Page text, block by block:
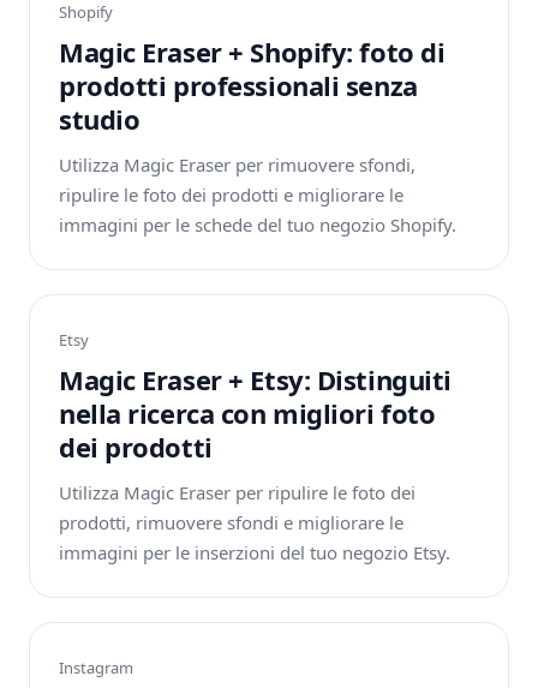
Shopify
Magic Eraser + Shopify: foto di
prodotti professionali senza
studio
Utilizza Magic Eraser per rimuovere sfondi,
ripulire le foto dei prodotti e migliorare le
immagini per le schede del tuo negozio Shopify.
Etsy
Magic Eraser + Etsy: Distinguiti
nella ricerca con migliori foto
dei prodotti
Utilizza Magic Eraser per ripulire le foto dei
prodotti, rimuovere sfondi e migliorare le
immagini per le inserzioni del tuo negozio Etsy.
Instagram